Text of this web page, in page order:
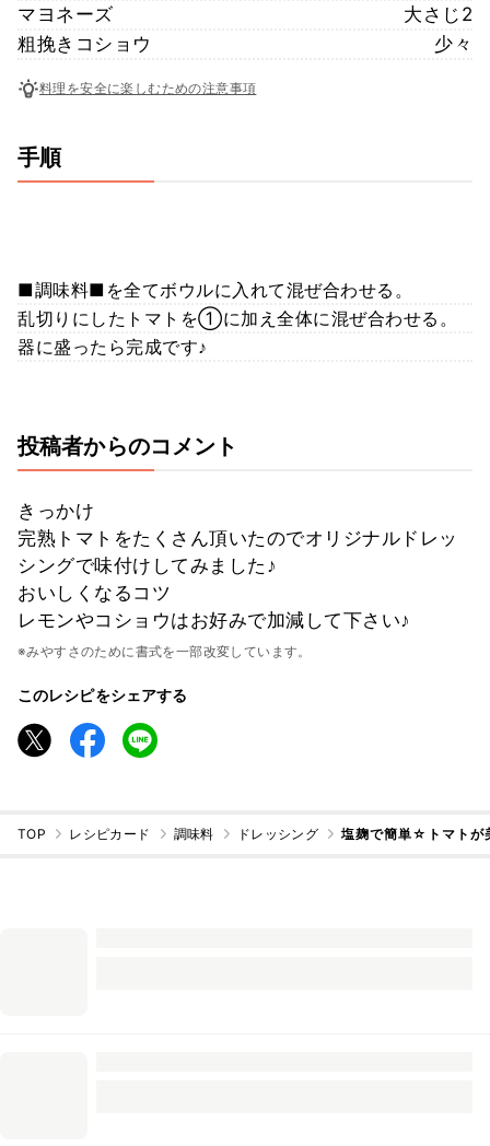
マヨネーズ
大さじ2
粗挽きコショウ
少々
料理を安全に楽しむための注意事項
手順
■調味料■を全てボウルに入れて混ぜ合わせる。
乱切りにしたトマトを①に加え全体に混ぜ合わせる。
器に盛ったら完成です♪
投稿者からのコメント
きっかけ
完熟トマトをたくさん頂いたのでオリジナルドレッ
シングで味付けしてみました♪
おいしくなるコツ
レモンやコショウはお好みで加減して下さい♪
※みやすさのために書式を一部改変しています。
このレシピをシェアする
TOP レシピカード 調味料 ドレッシング 塩麹で簡単☆トマトが